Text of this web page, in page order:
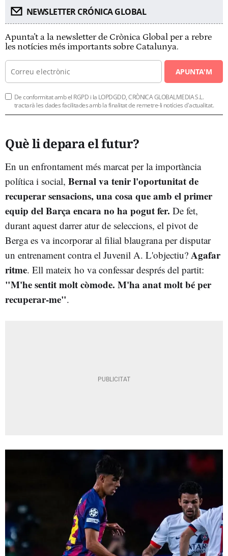
NEWSLETTER CRÓNICA GLOBAL
Apunta't a la newsletter de Crònica Global per a rebre
les notícies més importants sobre Catalunya.
APUNTA'M
De conformitat amb el RGPD i la LOPDGDD, CRÒNICA GLOBALMEDIA S.L.
tractarà les dades facilitades amb la finalitat de remetre-li notícies d'actualitat.
Què li depara el futur?
En un enfrontament més marcat per la importància
política i social, Bernal va tenir l'oportunitat de
recuperar sensacions, una cosa que amb el primer
equip del Barça encara no ha pogut fer. De fet,
durant aquest darrer atur de seleccions, el pivot de
Berga es va incorporar al filial blaugrana per disputar
un entrenament contra el Juvenil A. L'objectiu? Agafar
ritme. Ell mateix ho va confessar després del partit:
"M'he sentit molt còmode. M'ha anat molt bé per
recuperar-me".